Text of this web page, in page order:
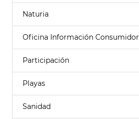
Naturia
Oficina Información Consumidor
Participación
Playas
Sanidad